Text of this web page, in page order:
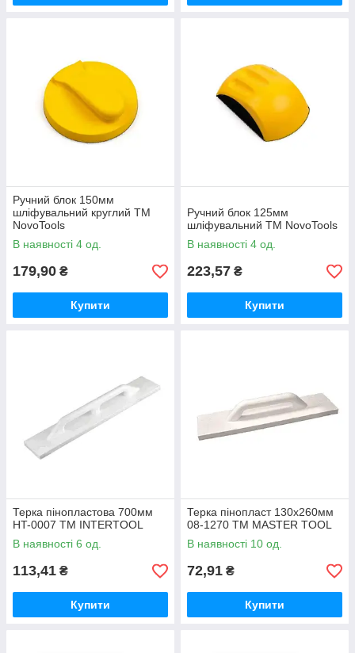
Ручний блок 150мм
шліфувальний круглий ТМ
NovoTools
В наявності 4 од.
179,90 ₴
Купити
Ручний блок 125мм
шліфувальний ТМ NovoTools
В наявності 4 од.
223,57 ₴
Купити
Терка пінопластова 700мм
HT-0007 ТМ INTERTOOL
В наявності 6 од.
113,41 ₴
Купити
Терка пінопласт 130х260мм
08-1270 ТМ MASTER TOOL
В наявності 10 од.
72,91 ₴
Купити